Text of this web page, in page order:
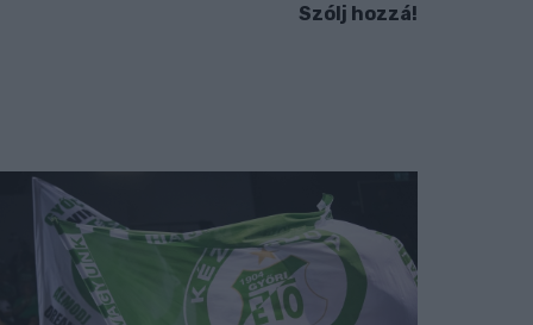
Szólj hozzá!